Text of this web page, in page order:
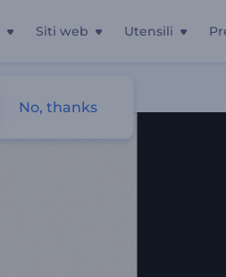
Siti web Utensili
No, thanks